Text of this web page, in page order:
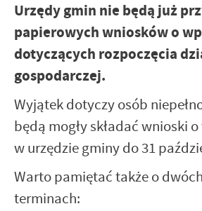
Urzędy gmin nie będą już
papierowych wniosków o
dotyczących rozpoczęcia
gospodarczej.
Wyjątek dotyczy osób
będą mogły składać wnioski
w urzędzie gminy do 31
Warto pamiętać także o
terminach: